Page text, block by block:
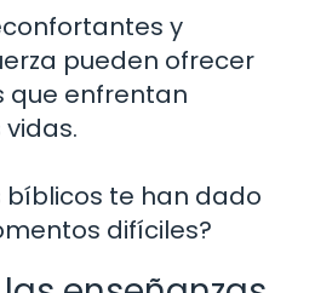
y
pueden ofrecer
que enfrentan
bíblicos te han dado
difíciles?